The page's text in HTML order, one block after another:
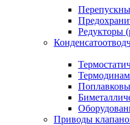
Редукторы
Приводы